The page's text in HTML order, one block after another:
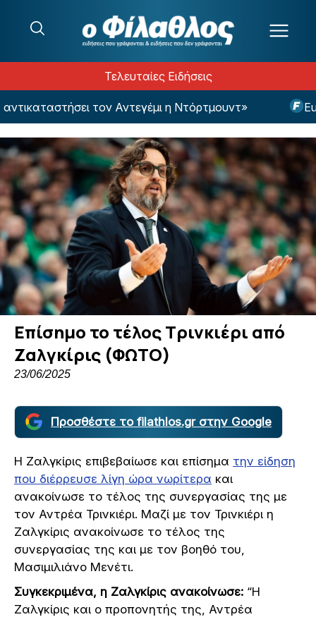
Τελευταίες Ειδήσεις
τον Αντεγέμι η Ντόρτμουντ»
Επίσημο το τέλος Τρινκιέρι από
Ζαλγκίρις (ΦΩΤΟ)
23/06/2025
Προσθέστε το filathlos.gr στην Google
Η Ζαλγκίρις επιβεβαίωσε και επίσημα την είδηση
που διέρρευσε λίγη ώρα νωρίτερα και
ανακοίνωσε το τέλος της συνεργασίας της με
τον Αντρέα Τρινκιέρι. Μαζί με τον Τρινκιέρι η
Ζαλγκίρις ανακοίνωσε το τέλος της
συνεργασίας της και με τον βοηθό του,
Μασιμιλιάνο Μενέτι.
Συγκεκριμένα, η Ζαλγκίρις ανακοίνωσε: “Η
Ζαλγκίρις και ο προπονητής της, Αντρέα